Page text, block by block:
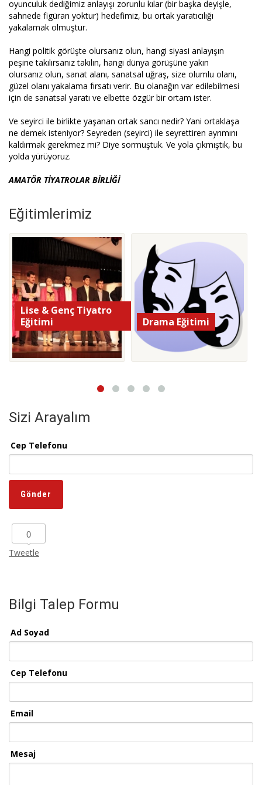
oyunculuk dediğimiz anlayışı zorunlu kılar (bir başka deyişle,
sahnede figüran yoktur) hedefimiz, bu ortak yaratıcılığı
yakalamak olmuştur.
Hangi politik görüşte olursanız olun, hangi siyasi anlayışın
peşine takılırsanız takılın, hangi dünya görüşüne yakın
olursanız olun, sanat alanı, sanatsal uğraş, size olumlu olanı,
güzel olanı yakalama fırsatı verir. Bu olanağın var edilebilmesi
için de sanatsal yaratı ve elbette özgür bir ortam ister.
Ve seyirci ile birlikte yaşanan ortak sancı nedir? Yani ortaklaşa
ne demek isteniyor? Seyreden (seyirci) ile seyrettiren ayrımını
kaldırmak gerekmez mi? Diye sormuştuk. Ve yola çıkmıştık, bu
yolda yürüyoruz.
AMATÖR TİYATROLAR BİRLİĞİ
Eğitimlerimiz
Lise & Genç Tiyatro
Eğitimi
Drama Eğitimi
Sizi Arayalım
Cep Telefonu
0
Tweetle
Bilgi Talep Formu
Ad Soyad
Cep Telefonu
Email
Mesaj